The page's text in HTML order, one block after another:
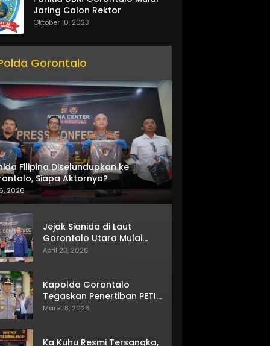
Jaring Calon Rektor
Oktober 10, 2023
Gorontalo
Filipina Diselundupkan ke
Siapa Aktornya?
2026
Jejak Sianida di Laut
Gorontalo Utara Mulai
Terkuak
April 23, 2026
Kapolda Gorontalo
Tegaskan Penertiban PETI
Terus Berjalan
Maret 8, 2026
Ka Kuhu Resmi Tersangka,